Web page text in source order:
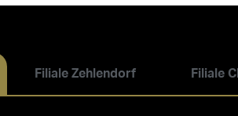
Filiale Zehlendorf Filiale